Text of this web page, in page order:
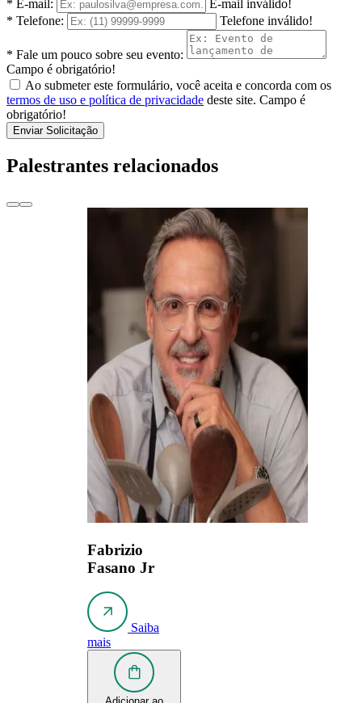
* E-mail:
E-mail inválido!
* Telefone:
Telefone inválido!
* Fale um pouco sobre seu evento:
Campo é obrigatório!
Ao submeter este formulário, você aceita e concorda com os
termos de uso e política de privacidade deste site. Campo é
obrigatório!
Enviar Solicitação
Palestrantes relacionados
Fabrizio
Fasano Jr
Saiba
mais